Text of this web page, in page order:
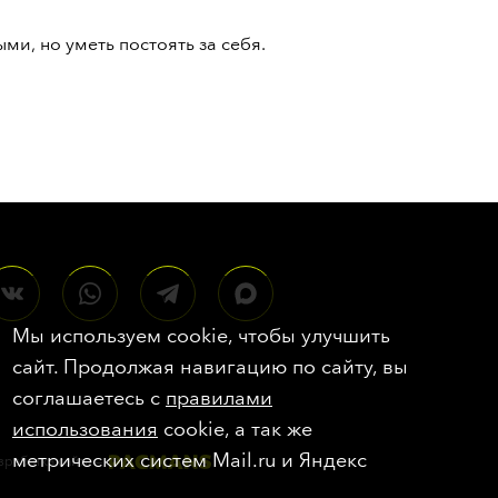
но уметь постоять за себя.
сайта—
Мы используем cookie, чтобы улучшить
сайт. Продолжая навигацию по сайту, вы
соглашаетесь с правилами
использования cookie, а так же
метрических систем Mail.ru и Яндекс